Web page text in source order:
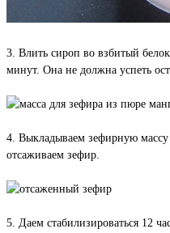
3. Влить сироп во взбитый
минут. Она не должна успеть
4. Выкладываем зефирную
отсаживаем зефир.
5. Даем стабилизироваться 12